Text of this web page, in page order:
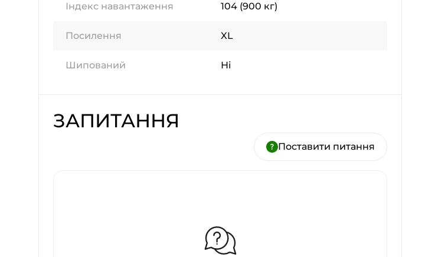
Індекс навантаження 104 (900 кг)
Посилення XL
Шипований Ні
ЗАПИТАННЯ
Поставити питання